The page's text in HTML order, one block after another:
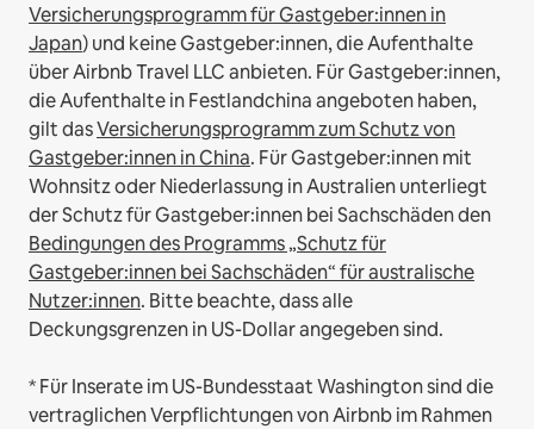
Versicherungsprogramm für Gastgeber:innen in
Japan) und keine Gastgeber:innen, die Aufenthalte
über Airbnb Travel LLC anbieten. Für Gastgeber:innen,
die Aufenthalte in Festlandchina angeboten haben,
gilt dasVersicherungsprogramm zum Schutz von
Gastgeber:innen in China. Für Gastgeber:innen mit
Wohnsitz oder Niederlassung in Australien unterliegt
der Schutz für Gastgeber:innen bei Sachschäden den
Bedingungen des Programms „Schutz für
Gastgeber:innen bei Sachschäden“ für australische
Nutzer:innen. Bitte beachte, dass alle
Deckungsgrenzen in US-Dollar angegeben sind.
* Für Inserate im US-Bundesstaat Washington sind die
vertraglichen Verpflichtungen von Airbnb im Rahmen